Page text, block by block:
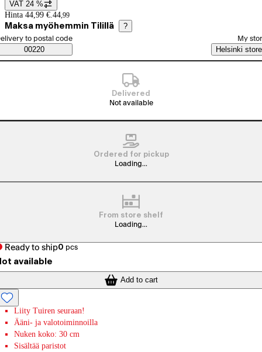
Price details
VAT 24 %
Hinta 44,99 €. 44,99
Maksa myöhemmin Tilillä ?
Saatavuustiedot
order method
to postal code
00220
My
Helsinki store
Delivered
Not available
Ordered for pickup
Loading...
From store shelf
Loading...
Ready to ship0 pcs
available
Add to cart
Liity Tuiren seuraan!
Ääni- ja valotoiminnoilla
Nuken koko: 30 cm
Sisältää paristot